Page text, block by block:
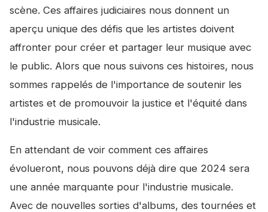
scène. Ces affaires judiciaires nous donnent un
aperçu unique des défis que les artistes doivent
affronter pour créer et partager leur musique avec
le public. Alors que nous suivons ces histoires, nous
sommes rappelés de l'importance de soutenir les
artistes et de promouvoir la justice et l'équité dans
l'industrie musicale.
En attendant de voir comment ces affaires
évolueront, nous pouvons déjà dire que 2024 sera
une année marquante pour l'industrie musicale.
Avec de nouvelles sorties d'albums, des tournées et